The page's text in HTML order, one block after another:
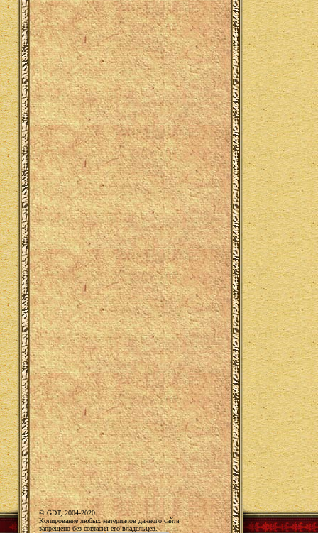
© GDT, 2004-2020.
Копирование любых материалов данного сайта
запрещено без согласия его владельцев.